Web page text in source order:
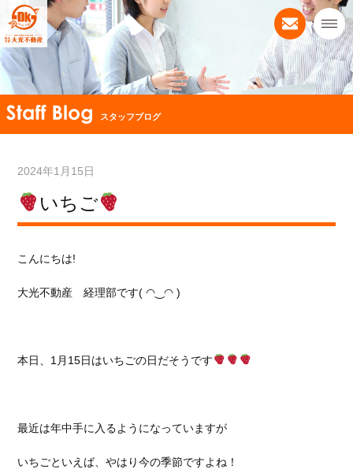
スタッフブログ
2024年1月15日
いちご
こんにちは!
大光不動産 経理部です( ◠‿◠ )
本日、1月15日はいちごの日だそうです
最近は年中手に入るようになっていますが
いちごといえば、やはり今の季節ですよね！